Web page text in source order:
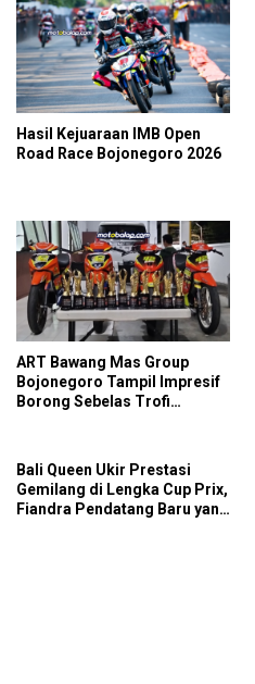
Hasil Kejuaraan IMB Open
Road Race Bojonegoro 2026
ART Bawang Mas Group
Bojonegoro Tampil Impresif
Borong Sebelas Trofi
Bali Queen Ukir Prestasi
Gemilang di Lengka Cup Prix,
Fiandra Pendatang Baru yang